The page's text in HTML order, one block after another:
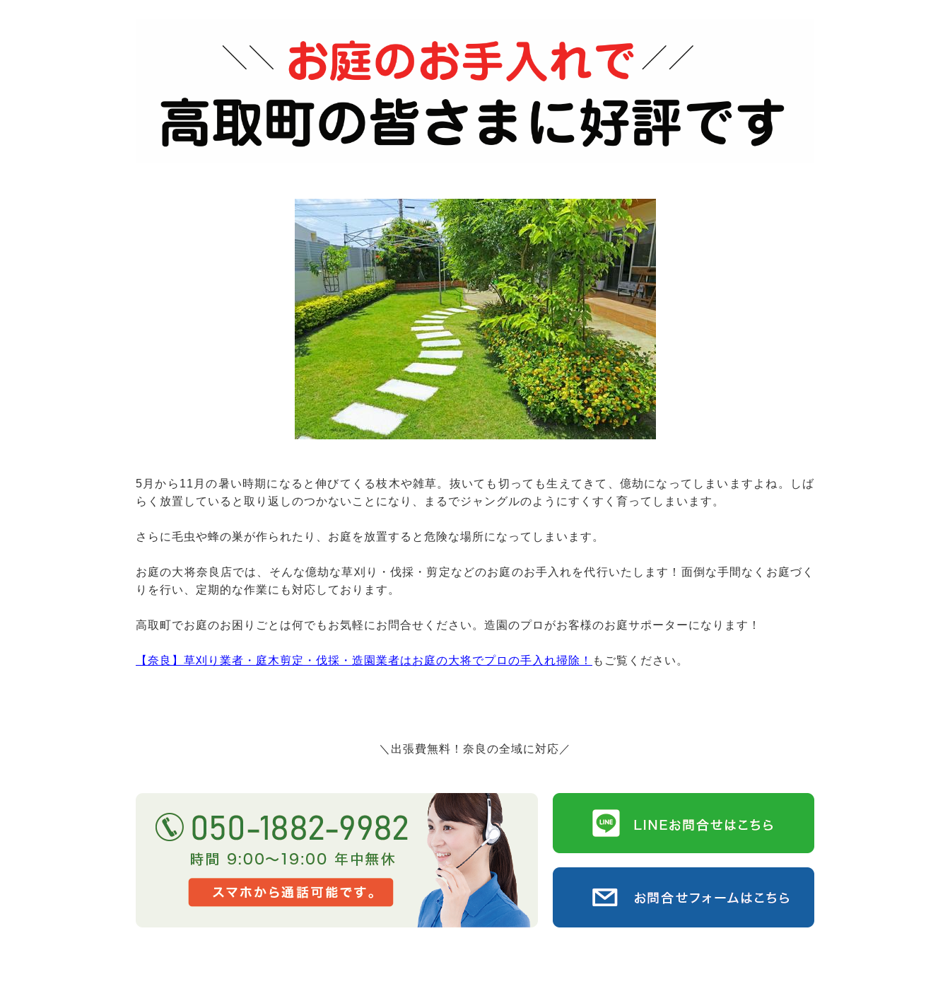
5月から11月の暑い時期になると伸びてくる枝木や雑草。抜いても切っても生えてきて、億劫になってしまいますよね。しば
らく放置していると取り返しのつかないことになり、まるでジャングルのようにすくすく育ってしまいます。
さらに毛虫や蜂の巣が作られたり、お庭を放置すると危険な場所になってしまいます。
お庭の大将奈良店では、そんな億劫な草刈り・伐採・剪定などのお庭のお手入れを代行いたします！面倒な手間なくお庭づく
りを行い、定期的な作業にも対応しております。
高取町でお庭のお困りごとは何でもお気軽にお問合せください。造園のプロがお客様のお庭サポーターになります！
【奈良】草刈り業者・庭木剪定・伐採・造園業者はお庭の大将でプロの手入れ掃除！ もご覧ください。
＼出張費無料！奈良の全域に対応／